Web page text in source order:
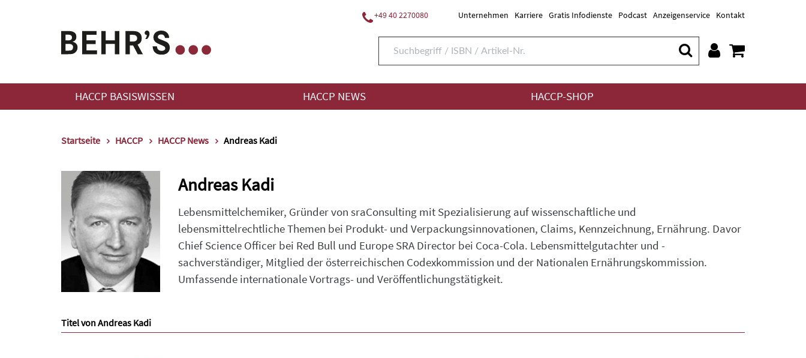
+49 40 2270080 Unternehmen Karriere Gratis Infodienste Podcast Anzeigenservice Kontakt
HACCP BASISWISSEN HACCP NEWS HACCP-SHOP
Startseite HACCP HACCP News Andreas Kadi
Andreas Kadi
Lebensmittelchemiker, Gründer von sraConsulting mit Spezialisierung auf wissenschaftliche und
lebensmittelrechtliche Themen bei Produkt- und Verpackungsinnovationen, Claims, Kennzeichnung, Ernährung. Davor
Chief Science Officer bei Red Bull und Europe SRA Director bei Coca-Cola. Lebensmittelgutachter und -
sachverständiger, Mitglied der österreichischen Codexkommission und der Nationalen Ernährungskommission.
Umfassende internationale Vortrags- und Veröffentlichungstätigkeit.
Titel von Andreas Kadi